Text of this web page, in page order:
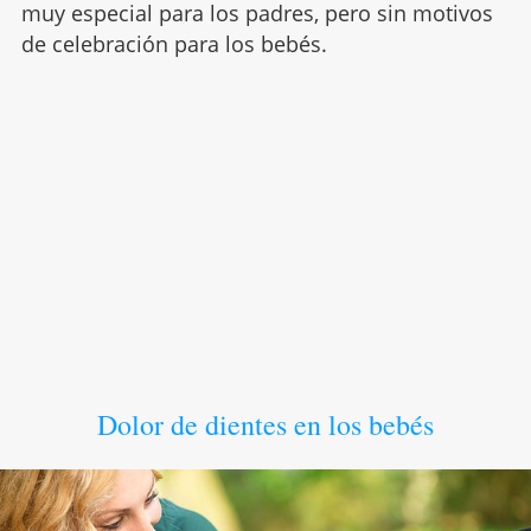
muy especial para los padres, pero sin motivos
de celebración para los bebés.
Dolor de dientes en los bebés